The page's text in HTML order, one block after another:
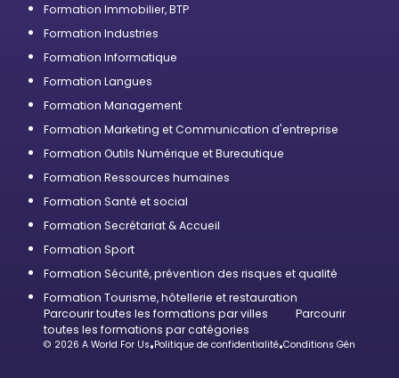
Formation Immobilier, BTP
Formation Industries
Formation Informatique
Formation Langues
Formation Management
Formation Marketing et Communication d'entreprise
Formation Outils Numérique et Bureautique
Formation Ressources humaines
Formation Santé et social
Formation Secrétariat & Accueil
Formation Sport
Formation Sécurité, prévention des risques et qualité
Formation Tourisme, hôtellerie et restauration
Parcourir toutes les formations par villes
Parcourir
toutes les formations par catégories
© 2026 A World For Us•Politique de confidentialité•Conditions Générales